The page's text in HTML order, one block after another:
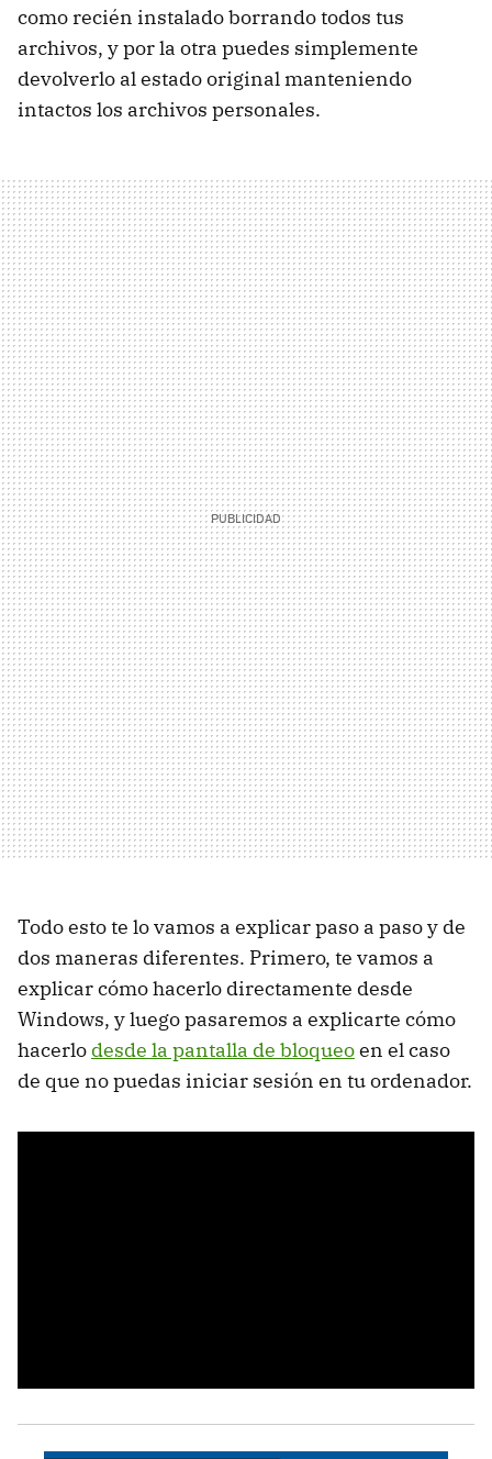
como recién instalado borrando todos tus
archivos, y por la otra puedes simplemente
devolverlo al estado original manteniendo
intactos los archivos personales.
Todo esto te lo vamos a explicar paso a paso y de
dos maneras diferentes. Primero, te vamos a
explicar cómo hacerlo directamente desde
Windows, y luego pasaremos a explicarte cómo
hacerlo desde la pantalla de bloqueoen el caso
de que no puedas iniciar sesión en tu ordenador.